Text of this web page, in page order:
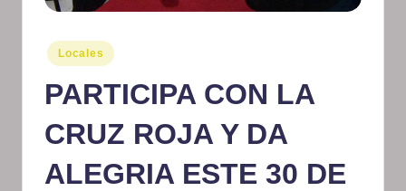
at
iv
Publicado
en
Locales
PARTICIPA CON LA
CRUZ ROJA Y DA
ALEGRIA ESTE 30 DE